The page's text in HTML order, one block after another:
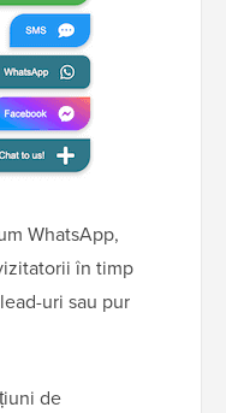
WhatsApp,
în timp
uri sau pur
de